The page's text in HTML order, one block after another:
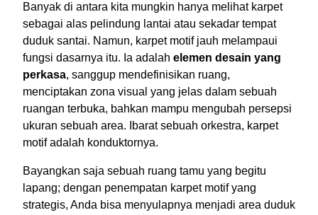
Banyak di antara kita mungkin hanya melihat karpet
sebagai alas pelindung lantai atau sekadar tempat
duduk santai. Namun, karpet motif jauh melampaui
fungsi dasarnya itu. Ia adalah elemen desain yang
perkasa, sanggup mendefinisikan ruang,
menciptakan zona visual yang jelas dalam sebuah
ruangan terbuka, bahkan mampu mengubah persepsi
ukuran sebuah area. Ibarat sebuah orkestra, karpet
motif adalah konduktornya.
Bayangkan saja sebuah ruang tamu yang begitu
lapang; dengan penempatan karpet motif yang
strategis, Anda bisa menyulapnya menjadi area duduk